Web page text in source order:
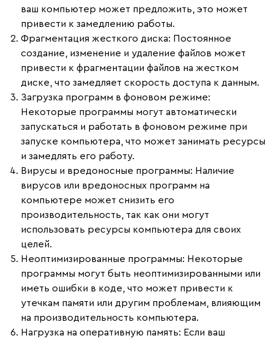
ваш компьютер может предложить, это может
привести к замедлению работы.
Фрагментация жесткого диска: Постоянное
создание, изменение и удаление файлов может
привести к фрагментации файлов на жестком
диске, что замедляет скорость доступа к данным.
Загрузка программ в фоновом режиме:
Некоторые программы могут автоматически
запускаться и работать в фоновом режиме при
запуске компьютера, что может занимать ресурсы
и замедлять его работу.
Вирусы и вредоносные программы: Наличие
вирусов или вредоносных программ на
компьютере может снизить его
производительность, так как они могут
использовать ресурсы компьютера для своих
целей.
Неоптимизированные программы: Некоторые
программы могут быть неоптимизированными или
иметь ошибки в коде, что может привести к
утечкам памяти или другим проблемам, влияющим
на производительность компьютера.
Нагрузка на оперативную память: Если ваш